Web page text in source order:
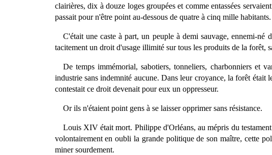
clairières, dix à douze loges groupées et comme entassées
passait pour n'être point au-dessous de quatre à cinq mille habitants.
C'était une caste à part, un peuple à demi sauvage, ennemi-
tacitement un droit d'usage illimité sur tous les produits de la forêt,
De temps immémorial, sabotiers, tonneliers, charbonniers et
industrie sans indemnité aucune. Dans leur croyance, la forêt
contestait ce droit devenait pour eux un oppresseur.
Or ils n'étaient point gens à se laisser opprimer sans résistance.
Louis XIV était mort. Philippe d'Orléans, au mépris du
volontairement en oubli la grande politique de son maître, cette
miner sourdement.